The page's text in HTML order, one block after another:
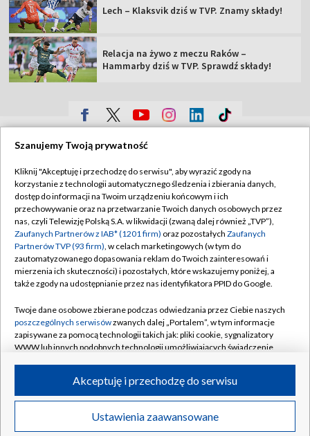
Transmisje Wideo
Lech – Klaksvik dziś w TVP. Znamy składy!
Relacja na żywo z meczu Raków –
Hammarby dziś w TVP. Sprawdź składy!
Sklep TVP
Biuro Reklamy
Oferta Handlowa
Telegazeta ogłoszenia
Emisja w TVP
Ogłoszenia przetargowe
Akademia Telewizyjna
Centrum informacji TVP
System NOS
Polityka prywatności
Moje zgody
Biuro reklamy
Kontakt
©2026 Telewizja Polska Spółka Akcyjna w likwidacji
Szanujemy Twoją prywatność
Kliknij "Akceptuję i przechodzę do serwisu", aby wyrazić zgody na
korzystanie z technologii automatycznego śledzenia i zbierania danych,
dostęp do informacji na Twoim urządzeniu końcowym i ich
przechowywanie oraz na przetwarzanie Twoich danych osobowych przez
nas, czyli Telewizję Polską S.A. w likwidacji (zwaną dalej również „TVP”),
Zaufanych Partnerów z IAB* (1201 firm) oraz pozostałych Zaufanych
Partnerów TVP (93 firm), w celach marketingowych (w tym do
zautomatyzowanego dopasowania reklam do Twoich zainteresowań i
mierzenia ich skuteczności) i pozostałych, które wskazujemy poniżej, a
także zgody na udostępnianie przez nas identyfikatora PPID do Google.
Twoje dane osobowe zbierane podczas odwiedzania przez Ciebie naszych
poszczególnych serwisówzwanych dalej „Portalem”, w tym informacje
zapisywane za pomocą technologii takich jak: pliki cookie, sygnalizatory
WWW lub innych podobnych technologii umożliwiających świadczenie
ruchu w Internecie.
Twoje dane osobowe zbierane podczas odwiedzania przez Ciebie
poszczególnych serwisówna Portalu, takie jak adresy IP, identyfikatory
Ustawienia zaawansowane
Akceptuję i przechodzę do serwisu